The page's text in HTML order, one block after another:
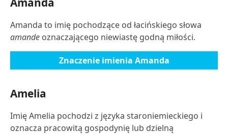
Amanda to imię pochodzące od łacińskiego słowa
amande oznaczającego niewiastę godną miłości.
Znaczenie imienia Amanda
Amelia
Imię Amelia pochodzi z języka staroniemieckiego i
oznacza pracowitą gospodynię lub dzielną